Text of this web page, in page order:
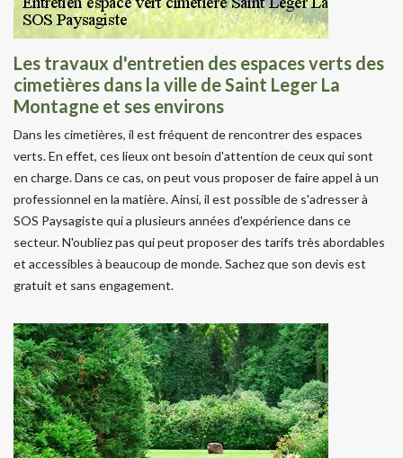
Les travaux d'entretien des espaces verts des
cimetières dans la ville de Saint Leger La
Montagne et ses environs
Dans les cimetières, il est fréquent de rencontrer des espaces
verts. En effet, ces lieux ont besoin d'attention de ceux qui sont
en charge. Dans ce cas, on peut vous proposer de faire appel à un
professionnel en la matière. Ainsi, il est possible de s'adresser à
SOS Paysagiste qui a plusieurs années d'expérience dans ce
secteur. N'oubliez pas qui peut proposer des tarifs très abordables
et accessibles à beaucoup de monde. Sachez que son devis est
gratuit et sans engagement.